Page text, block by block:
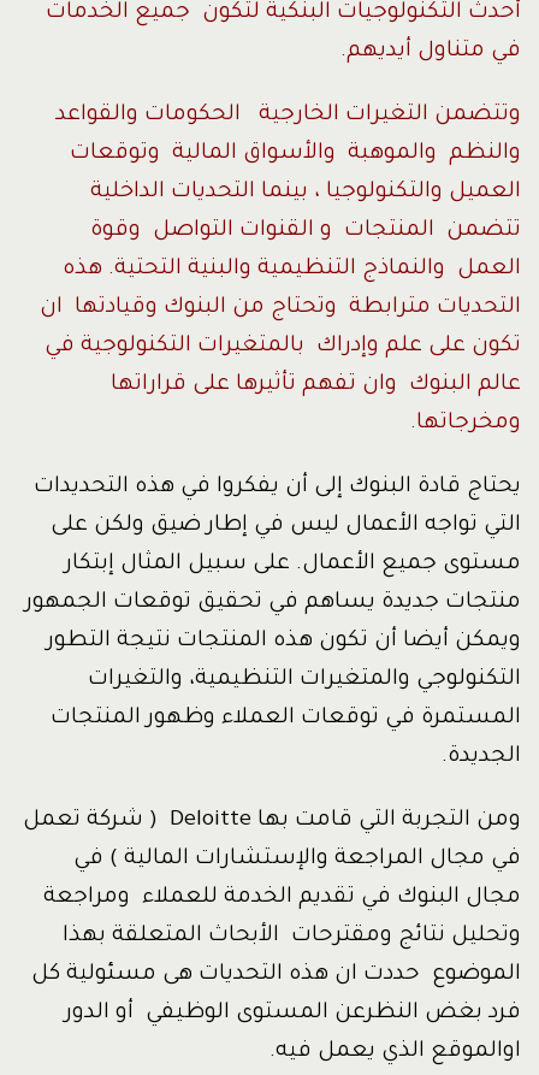
أحدث التكنولوجيات البنكية لتكون جميع الخدمات
في متناول أيديهم.
وتتضمن التغيرات الخارجية الحكومات والقواعد
والنظم والموهبة والأسواق المالية وتوقعات
العميل والتكنولوجيا ، بينما التحديات الداخلية
تتضمن المنتجات و القنوات التواصل وقوة
العمل والنماذج التنظيمية والبنية التحتية. هذه
التحديات مترابطة وتحتاج من البنوك وقيادتها ان
تكون على علم وإدراك بالمتغيرات التكنولوجية في
عالم البنوك وان تفهم تأثيرها على قراراتها
ومخرجاتها.
يحتاج قادة البنوك إلى أن يفكروا في هذه التحديدات
التي تواجه الأعمال ليس في إطار ضيق ولكن على
مستوى جميع الأعمال. على سبيل المثال إبتكار
منتجات جديدة يساهم في تحقيق توقعات الجمهور
ويمكن أيضا أن تكون هذه المنتجات نتيجة التطور
التكنولوجي والمتغيرات التنظيمية، والتغيرات
المستمرة في توقعات العملاء وظهور المنتجات
الجديدة.
ومن التجربة التي قامت بها Deloitte ( شركة تعمل
في مجال المراجعة والإستشارات المالية ) في
مجال البنوك في تقديم الخدمة للعملاء ومراجعة
وتحليل نتائج ومقترحات الأبحاث المتعلقة بهذا
الموضوع حددت ان هذه التحديات هى مسئولية كل
فرد بغض النظرعن المستوى الوظيفي أو الدور
اوالموقع الذي يعمل فيه.